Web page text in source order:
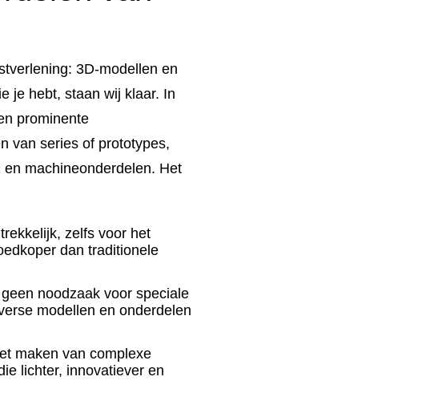
3D-modellen en
je hebt, staan wij klaar. In
prominente
van series of prototypes,
machineonderdelen. Het
zelfs voor het
dan traditionele
noodzaak voor speciale
modellen en onderdelen
maken van complexe
lichter, innovatiever en